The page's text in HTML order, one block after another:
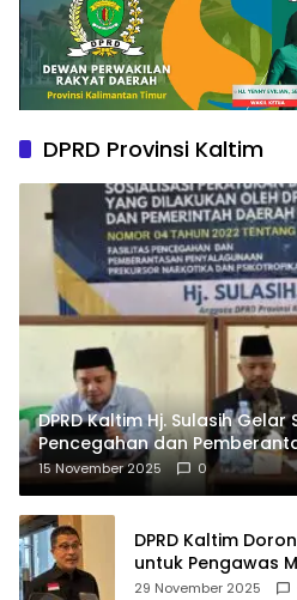
DPRD Provinsi Kaltim
DPRD Kaltim Hj. Sulasih
Pencegahan dan
15 November 2025 0
DPRD Kaltim
untuk Pengawas
Agama
29 November 2025